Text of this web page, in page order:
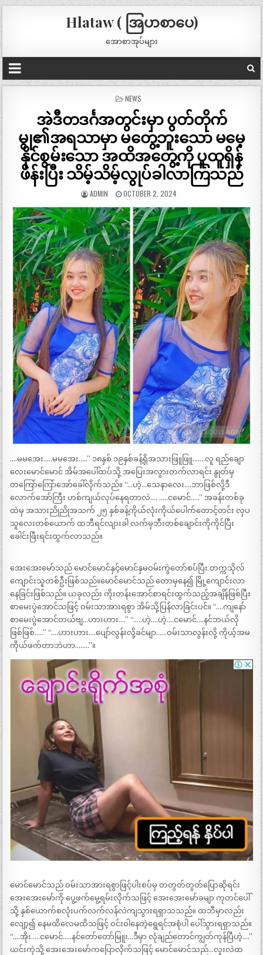
Hlataw ( အြပာစာပေ)
အောစာအုပ်များ
POSTED
NEWS
အဲဒီတဒင်္ဂအတွင်းမှာ ပွတ်တိုက်
မွု၏အရသာမှာ မတွေ့ဘူးသော မမေ့
နိုင်စွမ်းသော အထိအတွေ့ကို ပူထူရှိန်
ဖိန်းပြီး သိမ့်သိမ့်လွုပ်ခါလာကြသည်
ADMIN OCTOBER 2, 2024
….မမအေး…..မမအေး…..” ၁၈နှစ် ၁၉နှစ်ခန့်ရှိအသားဖြူဖြူ…….လူ ရည်ချော
လေးမောင်မောင် အိမ်အပေါ်ထပ်သို့ အပြေးအလွားတက်လာရင်း နွုတ်မှ
တကြော်ကြော်အော်ခေါ်လိုက်သည်။ “…ဟဲ့…သေနာလေး….ဘာဖြစ်လို့ဒီ
လောက်အော်ကြီး ဟစ်ကျယ်လုပ်နေရတာလဲ…. …..ငမောင်…..” အခန်းတစ်ခု
ထဲမှ အသားညိုညိုအသက် ၂၅ နှစ်ခန့်ကိုယ်လုံးကိုယ်ပေါက်တောင့်တင်း လှပ
သူလေးတစ်ယောက် ထဘီရင်လျားခါ လက်မှဘီးတစ်ချောင်းကိုကိုင်ပြီး
ခေါင်းဖြီးရင်းထွက်လာသည်။
အေးအေးမော်သည် မောင်မောင်နှင့်မောင်နှမဝမ်းကွဲတော်စပ်ပြီး တက္ကသိုလ်
ကျောင်းသူတစ်ဦးဖြစ်သည်။မောင်မောင်သည် တောမှနေ၍ မြို့ကျောင်းလာ
နေခြင်းဖြစ်သည်။ ယခုလည်း ကိုးတန်းအောင်စာရင်းထွက်သည့်အချိန်ဖြစ်ပြီး
စာမေးပွဲအောင်သဖြင့် ဝမ်းသာအားရစွာ အိမ်သို့ပြန်လာခြင်းပင်။ “….ကျနော်
စာမေးပွဲအောင်တယ်ဗျ…ဟားဟား….” “…..ဟဲ့….ဟဲ့….ငမောင်….နင်ဘယ်လို
ဖြစ်ဖြစ်…..” “….ဟားဟား….ပျော်လွန်းလို့ခင်မျာ……ဝမ်းသာလွန်းလို့ ကိုယ့်အမ
ကိုယ်ဖက်တာဘဲဟာ……..”။
မောင်မောင်သည် ဝမ်းသာအားရစွာဖြင့်ပါးစပ်မှ တတွတ်တွတ်ပြောဆိုရင်း
အေးအေးမော်ကို ပွေ့ဖက်မွေ့ရမ်းလိုက်သဖြင့် အေးအေးမော်ခမျာ ကုတင်ပေါ်
သို့ နှစ်ယောက်စလုံးပက်လက်လန်လဲကျသွားရရှာသသည်။ ထဘီမှာလည်း
လျော့၍ နေမထိလေမထိသဖြင့် ဝင်းဝါနေတဲ့ရွေရင်အစုံပါ ပေါ်သွားရရှာသည်။
“….အိုး…..ငမောင်…..နင်တော်တော်မြူး…ဒီမှာ လုံချည်တောင်ကျွတ်ကုန်ပြီဟဲ့….”
ယင်းကဲ့သို့ အေးအေးမော်ကပြောလိုက်သဖြင့် မောင်မောင်သည်…လူးလဲထ